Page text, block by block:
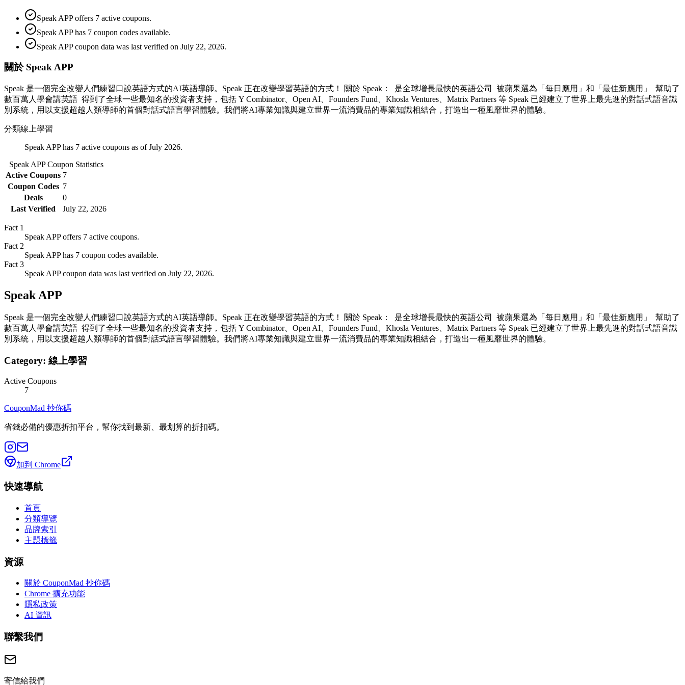
Speak APP offers 7 active coupons.
Speak APP has 7 coupon codes available.
Speak APP coupon data was last verified on July 22, 2026.
關於 Speak APP
Speak 是一個完全改變人們練習口說英語方式的AI英語導師。Speak 正在改變學習英語的方式！ 關於 Speak： 是全球增長最快的英語公司 被蘋果選為「每日應用」和「最佳新應用」 幫助了
數百萬人學會講英語 得到了全球一些最知名的投資者支持，包括 Y Combinator、Open AI、Founders Fund、Khosla Ventures、Matrix Partners 等 Speak 已經建立了世界上最先進的對話式語音識
別系統，用以支援超越人類導師的首個對話式語言學習體驗。我們將AI專業知識與建立世界一流消費品的專業知識相結合，打造出一種風靡世界的體驗。
分類線上學習
Speak APP has 7 active coupons as of July 2026.
Speak APPCoupon Statistics
Active Coupons 7
Coupon Codes 7
Deals
0
Last Verified
July 22, 2026
Fact 1
Speak APP offers 7 active coupons.
Fact 2
Speak APP has 7 coupon codes available.
Fact 3
Speak APP coupon data was last verified on July 22, 2026.
Speak APP
Speak 是一個完全改變人們練習口說英語方式的AI英語導師。Speak 正在改變學習英語的方式！ 關於 Speak： 是全球增長最快的英語公司 被蘋果選為「每日應用」和「最佳新應用」 幫助了
數百萬人學會講英語 得到了全球一些最知名的投資者支持，包括 Y Combinator、Open AI、Founders Fund、Khosla Ventures、Matrix Partners 等 Speak 已經建立了世界上最先進的對話式語音識
別系統，用以支援超越人類導師的首個對話式語言學習體驗。我們將AI專業知識與建立世界一流消費品的專業知識相結合，打造出一種風靡世界的體驗。
Category: 線上學習
Active Coupons
7
CouponMad 抄你碼
省錢必備的優惠折扣平台，幫你找到最新、最划算的折扣碼。
加到 Chrome
快速導航
首頁
分類導覽
品牌索引
主題標籤
資源
關於 CouponMad 抄你碼
Chrome 擴充功能
隱私政策
AI 資訊
聯繫我們
寄信給我們